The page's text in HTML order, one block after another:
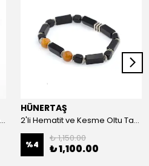
14 Ayar Altın İşleme Kapsül Kesim Oltu Taşı Tespih
HÜNERTAŞ
2'li Hematit ve Kesme Oltu Taşı Bileklik
%4
₺ 1,150.00
₺ 1,100.00